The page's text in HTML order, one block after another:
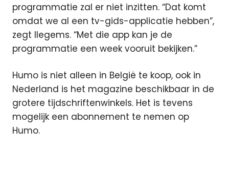
programmatie zal er niet inzitten. “Dat komt
omdat we al een tv-gids-applicatie hebben”,
zegt Ilegems. “Met die app kan je de
programmatie een week vooruit bekijken.”
Humo is niet alleen in België te koop, ook in
Nederland is het magazine beschikbaar in de
grotere tijdschriftenwinkels. Het is tevens
mogelijk een abonnement te nemen op
Humo.